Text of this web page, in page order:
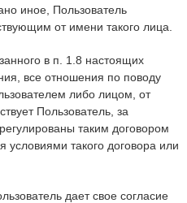
иное, Пользователь
от имени такого лица.
в п. 1.8 настоящих
все отношения по поводу
либо лицом, от
Пользователь, за
таким договором
условиями такого договора или
дает свое согласие